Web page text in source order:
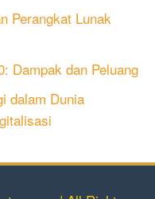
Perangkat Lunak
Dampak dan Peluang
dalam Dunia